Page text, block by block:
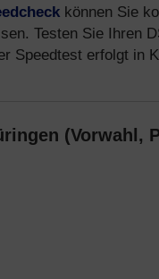
können Sie
Testen Sie Ihren
Speedtest erfolgt in
(Vorwahl,